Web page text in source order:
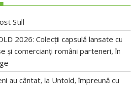
Still
2026: Colecții capsulă lansate cu
și comercianți români parteneri, în
au cântat, la Untold, împreună cu